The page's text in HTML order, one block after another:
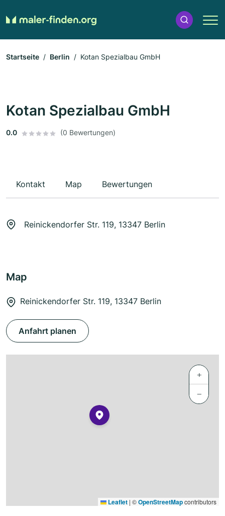
Startseite Berlin Kotan Spezialbau GmbH
Kotan Spezialbau GmbH
0.0 (0 Bewertungen)
Kontakt Map Bewertungen
Reinickendorfer Str. 119, 13347 Berlin
Map
Reinickendorfer Str. 119, 13347 Berlin
Anfahrt planen
+
−
Leaflet | ©OpenStreetMapcontributors